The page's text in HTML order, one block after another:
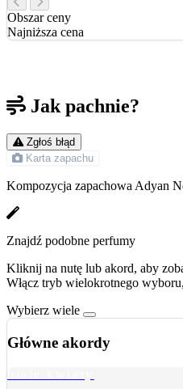
Obszar ceny
Najniższa cena
Jak pachnie?
Zgłoś błąd
Karta zapachu
Kompozycja zapachowa Adyan
Znajdź podobne perfumy
Kliknij na nutę lub akord, aby
Włącz tryb wielokrotnego
Wybierz wiele
Główne akordy